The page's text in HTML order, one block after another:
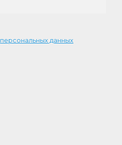
персональных данных